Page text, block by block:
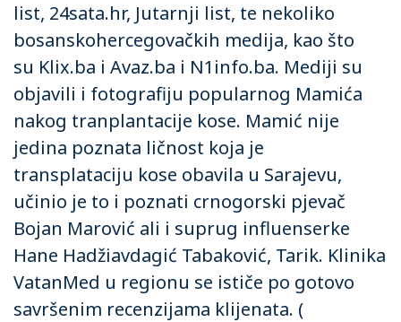
list, 24sata.hr, Jutarnji list, te nekoliko
bosanskohercegovačkih medija, kao što
su Klix.ba i Avaz.ba i N1info.ba. Mediji su
objavili i fotografiju popularnog Mamića
nakog tranplantacije kose. Mamić nije
jedina poznata ličnost koja je
transplataciju kose obavila u Sarajevu,
učinio je to i poznati crnogorski pjevač
Bojan Marović ali i suprug influenserke
Hane Hadžiavdagić Tabaković, Tarik. Klinika
VatanMed u regionu se ističe po gotovo
savršenim recenzijama klijenata. (